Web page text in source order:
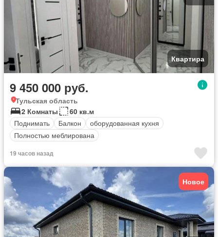
Квартира
9 450 000 руб.
Тульская область
2 Комнаты
60 кв.м
Поднимать
Балкон
оборудованная кухня
Полностью меблирована
19 часов назад
Новое